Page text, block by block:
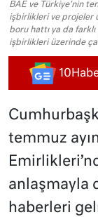
BAE ve Türkiye'nin
işbirlikleri ve projeler
boru hattı ya da
işbirlikleri üzerinde
temmuz
anlaşmayla
haberleri